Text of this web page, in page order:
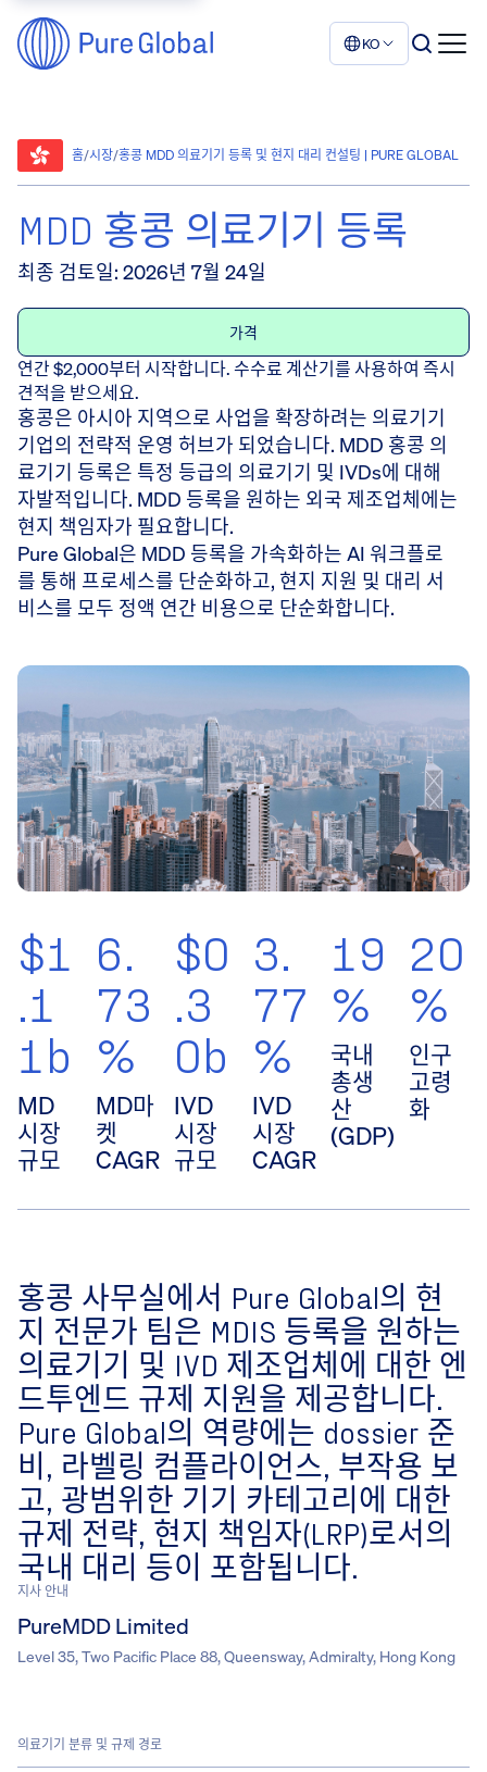
KO
홈/시장/홍콩 MDD 의료기기 등록 및 현지 대리 컨설팅 | PURE GLOBAL
MDD 홍콩 의료기기 등록
최종 검토일: 2026년 7월 24일
가격
연간 $2,000부터 시작합니다. 수수료 계산기를 사용하여 즉시
견적을 받으세요.
홍콩은 아시아 지역으로 사업을 확장하려는 의료기기
기업의 전략적 운영 허브가 되었습니다. MDD 홍콩 의
료기기 등록은 특정 등급의 의료기기 및 IVDs에 대해
자발적입니다. MDD 등록을 원하는 외국 제조업체에는
현지 책임자가 필요합니다.
Pure Global은 MDD 등록을 가속화하는 AI 워크플로
를 통해 프로세스를 단순화하고, 현지 지원 및 대리 서
비스를 모두 정액 연간 비용으로 단순화합니다.
$1
.1
1b
MD
시장
규모
6.
73
%
MD마
켓
CAGR
$0
.3
0b
IVD
시장
규모
3.
77
%
IVD
시장
CAGR
19
%
국내
총생
산
(GDP)
20
%
인구
고령
화
홍콩 사무실에서 Pure Global의 현
지 전문가 팀은 MDIS 등록을 원하는
의료기기 및 IVD 제조업체에 대한 엔
드투엔드 규제 지원을 제공합니다.
Pure Global의 역량에는 dossier 준
비, 라벨링 컴플라이언스, 부작용 보
고, 광범위한 기기 카테고리에 대한
규제 전략, 현지 책임자(LRP)로서의
국내 대리 등이 포함됩니다.
지사 안내
PureMDD Limited
Level 35, Two Pacific Place 88, Queensway, Admiralty, Hong Kong
의료기기 분류 및 규제 경로